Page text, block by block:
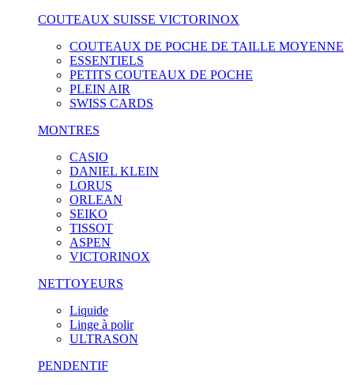
COUTEAUX SUISSE VICTORINOX
COUTEAUX DE POCHE DE TAILLE MOYENNE
ESSENTIELS
PETITS COUTEAUX DE POCHE
PLEIN AIR
SWISS CARDS
MONTRES
CASIO
DANIEL KLEIN
LORUS
ORLEAN
SEIKO
TISSOT
ASPEN
VICTORINOX
NETTOYEURS
Liquide
Linge à polir
ULTRASON
PENDENTIF